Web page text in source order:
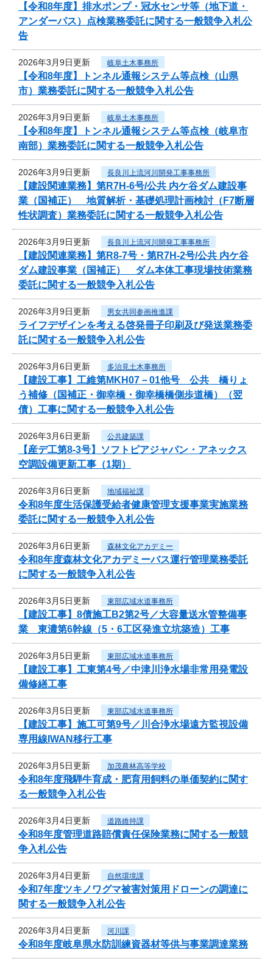
【令和8年度】排水ポンプ・冠水センサ等（地下道・
アンダーパス）点検業務委託に関する一般競争入札公
告
2026年3月9日更新 岐阜土木事務所
【令和8年度】トンネル通報システム等点検（山県
市）業務委託に関する一般競争入札公告
2026年3月9日更新 岐阜土木事務所
【令和8年度】トンネル通報システム等点検（岐阜市
南部）業務委託に関する一般競争入札公告
2026年3月9日更新 長良川上流河川開発工事事務所
【建設関連業務】第R7H-6号/公共 内ケ谷ダム建設事
業（国補正） 地質解析・基礎処理計画検討（F7断層
性状調査）業務委託に関する一般競争入札公告
2026年3月9日更新 長良川上流河川開発工事事務所
【建設関連業務】第R8-7号・第R7H-2号/公共 内ケ谷
ダム建設事業（国補正） ダム本体工事現場技術業務
委託に関する一般競争入札公告
2026年3月9日更新 男女共同参画推進課
ライフデザインを考える啓発冊子印刷及び発送業務委
託に関する一般競争入札公告
2026年3月6日更新 多治見土木事務所
【建設工事】工維第MKH07－01他号 公共 橋りょ
う補修（国補正・御幸橋・御幸橋橋側歩道橋）（翌
債）工事に関する一般競争入札公告
2026年3月6日更新 公共建築課
【産デ工第8-3号】ソフトピアジャパン・アネックス
空調設備更新工事（1期）
2026年3月6日更新 地域福祉課
令和8年度生活保護受給者健康管理支援事業実施業務
委託に関する一般競争入札公告
2026年3月6日更新 森林文化アカデミー
令和8年度森林文化アカデミーバス運行管理業務委託
に関する一般競争入札公告
2026年3月5日更新 東部広域水道事務所
【建設工事】8債施工B2第2号／大容量送水管整備事
業 東濃第6幹線（5・6工区発進立坑築造）工事
2026年3月5日更新 東部広域水道事務所
【建設工事】工東第4号／中津川浄水場非常用発電設
備修繕工事
2026年3月5日更新 東部広域水道事務所
【建設工事】施工可第9号／川合浄水場遠方監視設備
専用線IWAN移行工事
2026年3月5日更新 加茂農林高等学校
令和8年度飛騨牛育成・肥育用飼料の単価契約に関す
る一般競争入札公告
2026年3月4日更新 道路維持課
令和8年度管理道路賠償責任保険業務に関する一般競
争入札公告
2026年3月4日更新 自然環境課
令和7年度ツキノワグマ被害対策用ドローンの調達に
関する一般競争入札公告
2026年3月4日更新 河川課
令和8年度岐阜県水防訓練資器材等供与事業調達業務